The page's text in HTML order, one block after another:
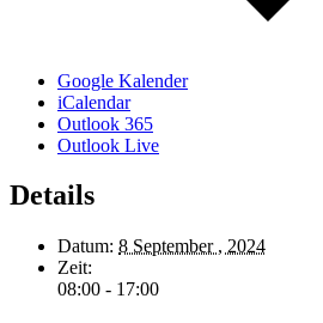
Google Kalender
iCalendar
Outlook 365
Outlook Live
Details
Datum: 8 September , 2024
Zeit:
08:00 - 17:00